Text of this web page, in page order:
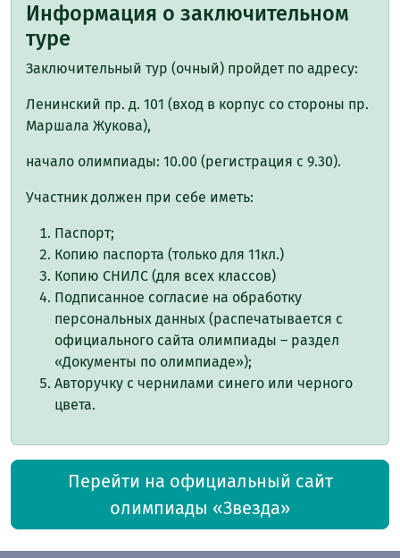
Информация о заключительном
туре
Заключительный тур (очный) пройдет по адресу:
Ленинский пр. д. 101 (вход в корпус со стороны пр.
Маршала Жукова),
начало олимпиады: 10.00 (регистрация с 9.30).
Участник должен при себе иметь:
Паспорт;
Копию паспорта (только для 11кл.)
Копию СНИЛС (для всех классов)
Подписанное согласие на обработку
персональных данных (распечатывается с
официального сайта олимпиады – раздел
«Документы по олимпиаде»);
Авторучку с чернилами синего или черного
цвета.
Перейти на официальный сайт
олимпиады «Звезда»